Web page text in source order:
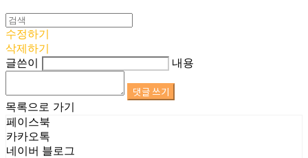
수정하기
삭제하기
글쓴이
내용
댓글 쓰기
목록으로 가기
페이스북
카카오톡
네이버 블로그